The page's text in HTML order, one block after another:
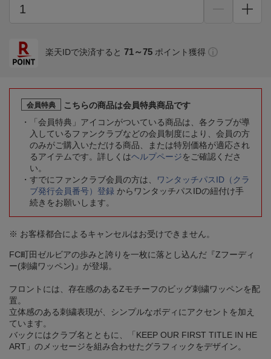
楽天IDで決済すると 71～75 ポイント獲得
会員特典
こちらの商品は会員特典商品です
「会員特典」アイコンがついている商品は、各クラブが導
入しているファンクラブなどの会員制度により、会員の方
のみがご購入いただける商品、または特別価格が適応され
るアイテムです。詳しくはヘルプページをご確認くださ
い。
すでにファンクラブ会員の方は、
ワンタッチパスID（クラ
ブ発行会員番号）登録 からワンタッチパスIDの紐付け手
続きをお願いします。
※ お客様都合によるキャンセルはお受けできません。
FC町田ゼルビアの歩みと誇りを一枚に落とし込んだ『Zフーディ
ー(刺繍ワッペン)』が登場。
フロントには、存在感のあるZモチーフのビッグ刺繍ワッペンを配
置。
立体感のある刺繍表現が、シンプルなボディにアクセントを加え
ています。
バックにはクラブ名とともに、「KEEP OUR FIRST TITLE IN HE
ART」のメッセージを組み合わせたグラフィックをデザイン。